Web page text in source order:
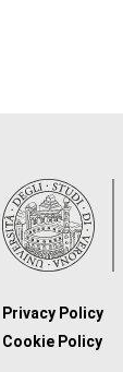
Privacy Policy
Cookie Policy